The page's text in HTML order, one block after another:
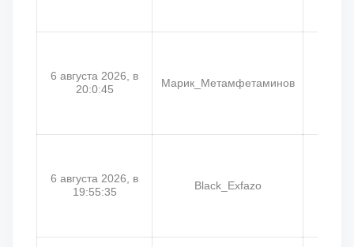
6 августа 2026, в
20:0:45
Марик_Метамфетаминов
6 августа 2026, в
19:55:35
Black_Exfazo